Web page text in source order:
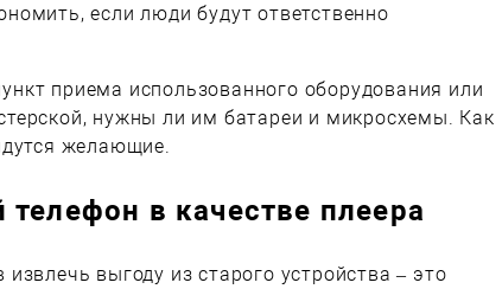
если люди будут ответственно
приема использованного оборудования или
нужны ли им батареи и микросхемы. Как
желающие.
в качестве плеера
выгоду из старого устройства – это